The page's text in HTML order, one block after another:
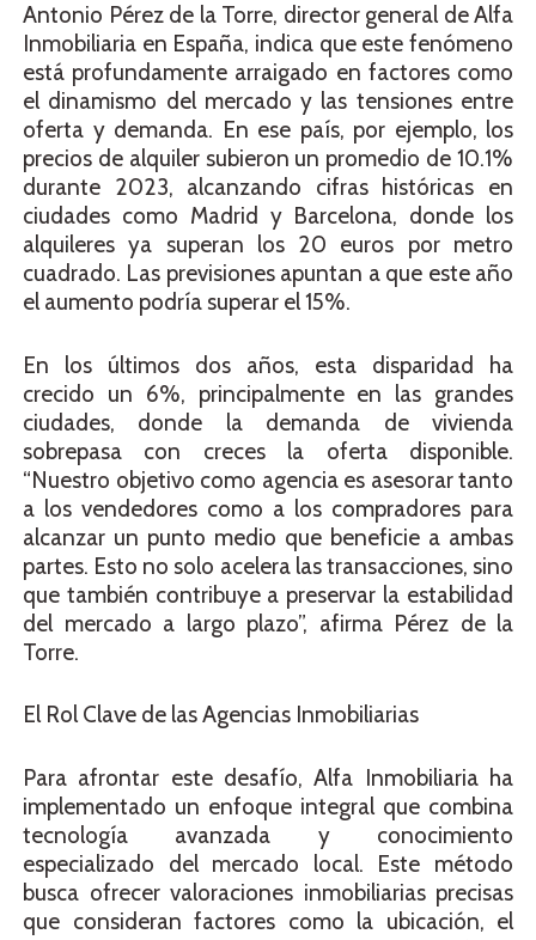
Antonio Pérez de la Torre, director general de Alfa
Inmobiliaria en España, indica que este fenómeno
está profundamente arraigado en factores como
el dinamismo del mercado y las tensiones entre
oferta y demanda. En ese país, por ejemplo, los
precios de alquiler subieron un promedio de 10.1%
durante 2023, alcanzando cifras históricas en
ciudades como Madrid y Barcelona, donde los
alquileres ya superan los 20 euros por metro
cuadrado. Las previsiones apuntan a que este año
el aumento podría superar el 15%.
En los últimos dos años, esta disparidad ha
crecido un 6%, principalmente en las grandes
ciudades, donde la demanda de vivienda
sobrepasa con creces la oferta disponible.
“Nuestro objetivo como agencia es asesorar tanto
a los vendedores como a los compradores para
alcanzar un punto medio que beneficie a ambas
partes. Esto no solo acelera las transacciones, sino
que también contribuye a preservar la estabilidad
del mercado a largo plazo”, afirma Pérez de la
Torre.
El Rol Clave de las Agencias Inmobiliarias
Para afrontar este desafío, Alfa Inmobiliaria ha
implementado un enfoque integral que combina
tecnología avanzada y conocimiento
especializado del mercado local. Este método
busca ofrecer valoraciones inmobiliarias precisas
que consideran factores como la ubicación, el